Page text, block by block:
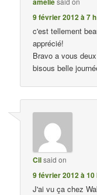
9 février 2012 à 7
c'est tellement
apprécié!
Bravo a vous deux
bisous belle
Cilsaid on
9 février 2012 à 10
J'ai vu ça chez